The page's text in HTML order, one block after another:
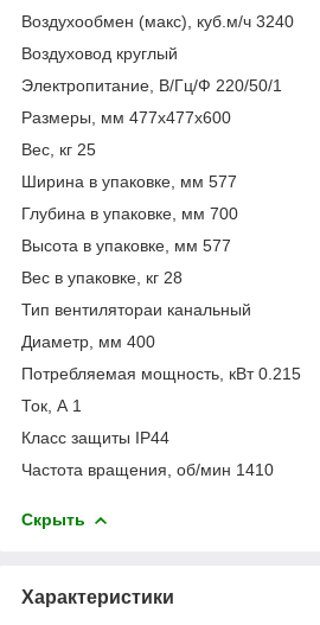
Воздухообмен (макс), куб.м/ч 3240
Воздуховод круглый
Электропитание, В/Гц/Ф 220/50/1
Размеры, мм 477х477х600
Вес, кг 25
Ширина в упаковке, мм 577
Глубина в упаковке, мм 700
Высота в упаковке, мм 577
Вес в упаковке, кг 28
Тип вентилятораи канальный
Диаметр, мм 400
Потребляемая мощность, кВт 0.215
Ток, А 1
Класс защиты IP44
Частота вращения, об/мин 1410
Скрыть
Характеристики